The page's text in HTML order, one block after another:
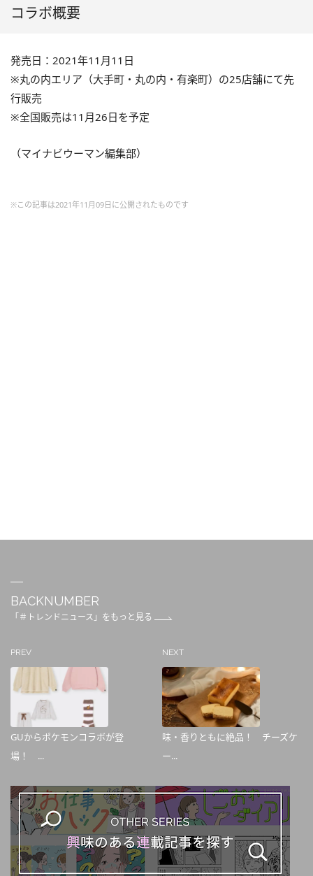
コラボ概要
発売日：2021年11月11日
※丸の内エリア（大手町・丸の内・有楽町）の25店舗にて先
行販売
※全国販売は11月26日を予定
（マイナビウーマン編集部）
※この記事は2021年11月09日に公開されたものです
BACKNUMBER
「＃トレンドニュース」をもっと見る
PREV
GUからポケモンコラボが登
場！ ...
NEXT
味・香りともに絶品！ チーズケ
ー...